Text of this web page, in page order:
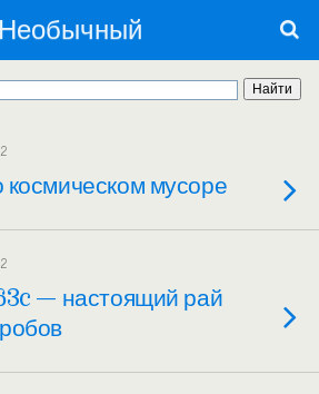
Необычный
космическом мусоре
— настоящий рай